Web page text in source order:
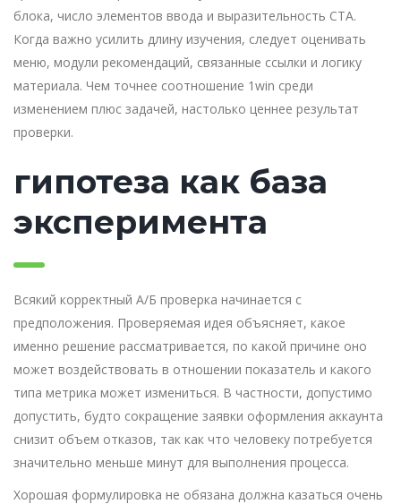
блока, число элементов ввода и выразительность CTA.
Когда важно усилить длину изучения, следует оценивать
меню, модули рекомендаций, связанные ссылки и логику
материала. Чем точнее соотношение 1win среди
изменением плюс задачей, настолько ценнее результат
проверки.
гипотеза как база
эксперимента
Всякий корректный А/Б проверка начинается с
предположения. Проверяемая идея объясняет, какое
именно решение рассматривается, по какой причине оно
может воздействовать в отношении показатель и какого
типа метрика может измениться. В частности, допустимо
допустить, будто сокращение заявки оформления аккаунта
снизит объем отказов, так как что человеку потребуется
значительно меньше минут для выполнения процесса.
Хорошая формулировка не обязана должна казаться очень